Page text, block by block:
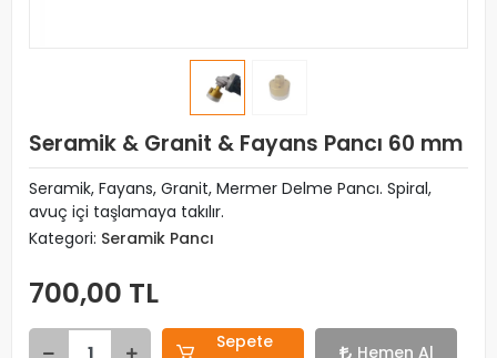
Seramik & Granit & Fayans Pancı 60 mm
Seramik, Fayans, Granit, Mermer Delme Pancı. Spiral,
avuç içi taşlamaya takılır.
Kategori: Seramik Pancı
700,00 TL
Sepete
Hemen Al